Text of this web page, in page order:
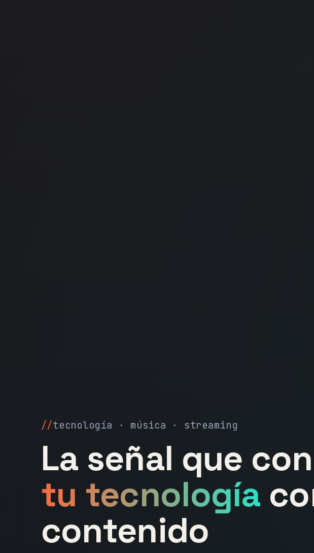
tecnología · música · streaming
La señal que
tu tecnología
contenido